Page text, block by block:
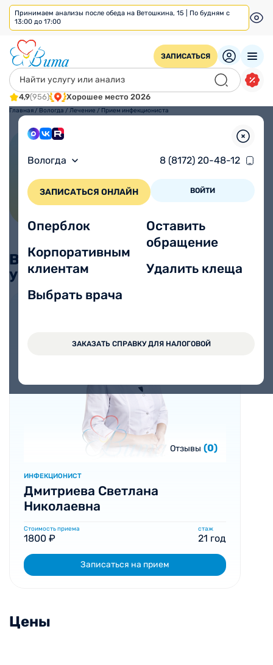
Принимаем анализы после обеда на Ветошкина, 15 | По будням с
13:00 до 17:00
ЗАПИСАТЬСЯ
4,9(956) Хорошее место 2026
Вологда 8 (8172) 20-48-12
ЗАПИСАТЬСЯ ОНЛАЙН ВОЙТИ
Оперблок
Корпоративным
клиентам
Выбрать врача
Оставить
обращение
Удалить клеща
ЗАКАЗАТЬ СПРАВКУ ДЛЯ НАЛОГОВОЙ
Главная / Вологда / Лечение / Прием инфекциониста
Первичный прием:
1800 ₽
Все цены
Повторный прием:
1800 ₽
Врачи
Врачи, связанные с этой
услугой
Все врачи
Отзывы (0)
ИНФЕКЦИОНИСТ
Дмитриева Светлана
Николаевна
Стоимость приема
1800 ₽
стаж
21 год
Записаться на прием
Цены